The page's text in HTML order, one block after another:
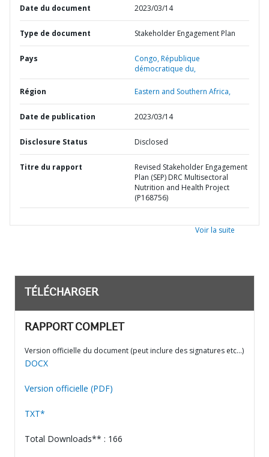
Date du document 2023/03/14
Type de document Stakeholder Engagement Plan
Pays Congo,République
démocratique du,
Région Eastern and Southern Africa,
Date de publication 2023/03/14
Disclosure Status Disclosed
Titre du rapport
Revised Stakeholder Engagement
Plan (SEP) DRC Multisectoral
Nutrition and Health Project
(P168756)
Voir la suite
TÉLÉCHARGER
RAPPORT COMPLET
Version officielle du document (peut inclure des signatures etc…)
DOCX
Version officielle (PDF)
TXT*
Total Downloads** : 166